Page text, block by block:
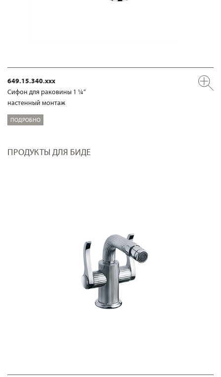
649.15.340.xxx
Сифон для раковины 1 ¼“
настенный монтаж
ПОДРОБНО
ПРОДУКТЫ ДЛЯ БИДЕ